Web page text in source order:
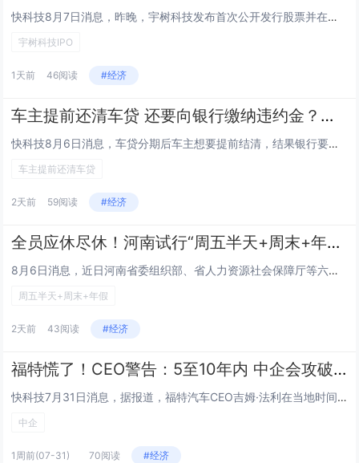
快科技8月7日消息，昨晚，宇树科技发布首次公开发行股票并在科创板上市发行公告，本次发行价格确定为150.80元/股。本次...
宇树科技IPO
1天前 46阅读 #经济
车主提前还清车贷 还要向银行缴纳违约金？法院判了：支持银行
快科技8月6日消息，车贷分期后车主想要提前结清，结果银行要收取本金9%的违约金，这合理吗？近日，株洲市天元区法院审理了这...
车主提前还清车贷
2天前 59阅读 #经济
全员应休尽休！河南试行“周五半天+周末+年假”模式挤上热搜 不能满足支付3倍工资
8月6日消息，近日河南省委组织部、省人力资源社会保障厅等六部门联合印发《关于进一步推动落实职工带薪错峰休假的通知》，从多...
周五半天+周末+年假
2天前 43阅读 #经济
福特慌了！CEO警告：5至10年内 中企会攻破壁垒进入美国
快科技7月31日消息，据报道，福特汽车CEO吉姆·法利在当地时间周四（30日）的员工大会上表示，尽管美国已对中国汽车设置...
中企
1周前(07-31) 70阅读 #经济